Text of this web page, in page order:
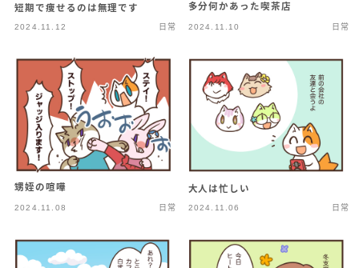
短期で痩せるのは無理です
2024.11.12 日常
多分何かあった喫茶店
2024.11.10 日常
甥姪の喧嘩
2024.11.08 日常
大人は忙しい
2024.11.06 日常